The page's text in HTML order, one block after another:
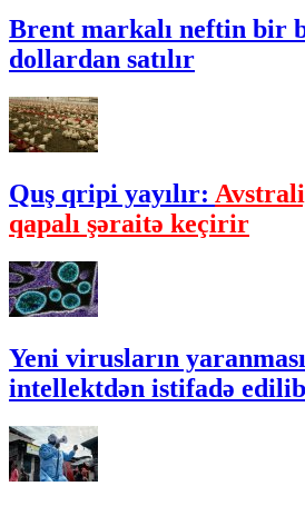
Brent markalı neftin bir
dollardan satılır
Quş qripi yayılır:
qapalı şəraitə keçirir
Yeni virusların
intellektdən istifadə edilib